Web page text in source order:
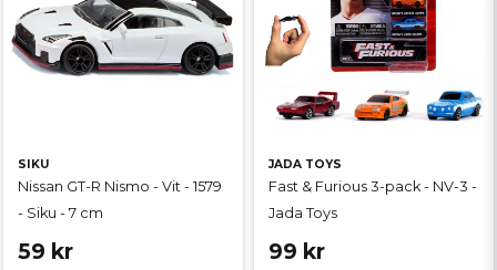
SIKU
Nissan GT-R Nismo - Vit - 1579
- Siku - 7 cm
59 kr
JADA TOYS
Fast & Furious 3-pack - NV-3 -
Jada Toys
99 kr